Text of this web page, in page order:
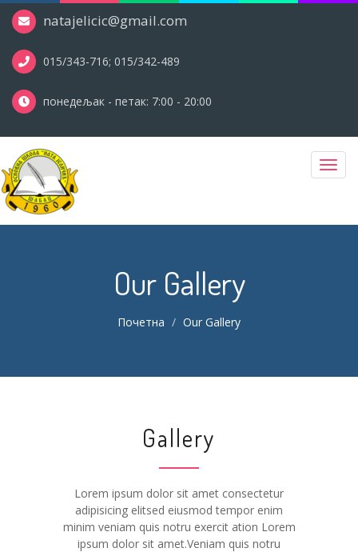
natajelicic@gmail.com
015/343-716; 015/342-489
понедељак - петак: 7:00 - 20:00
Our Gallery
Почетна Our Gallery
Gallery
Lorem ipsum dolor sit amet consectetur
adipisicing elitsed eiusmod tempor enim
minim veniam quis notru exercit ation Lorem
ipsum dolor sit amet.Veniam quis notru